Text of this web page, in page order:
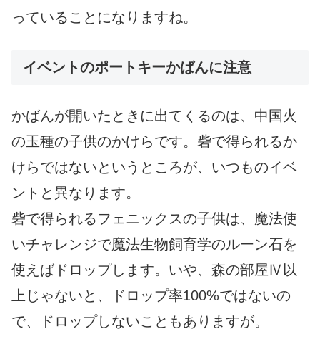
っていることになりますね。
イベントのポートキーかばんに注意
かばんが開いたときに出てくるのは、中国火
の玉種の子供のかけらです。砦で得られるか
けらではないというところが、いつものイベ
ントと異なります。
砦で得られるフェニックスの子供は、魔法使
いチャレンジで魔法生物飼育学のルーン石を
使えばドロップします。いや、森の部屋Ⅳ以
上じゃないと、ドロップ率100%ではないの
で、ドロップしないこともありますが。